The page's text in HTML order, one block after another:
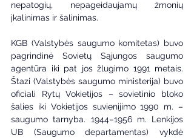
nepatogių, nepageidaujamų žmonių
įkalinimas ir šalinimas.
KGB (Valstybės saugumo komitetas) buvo
pagrindinė Sovietų Sąjungos saugumo
agentūra iki pat jos žlugimo 1991 metais.
Štazi (Valstybės saugumo ministerija) buvo
oficiali Rytų Vokietijos – sovietinio bloko
šalies iki Vokietijos suvienijimo 1990 m. –
saugumo tarnyba. 1944–1956 m. Lenkijos
UB (Saugumo departamentas) vykdė